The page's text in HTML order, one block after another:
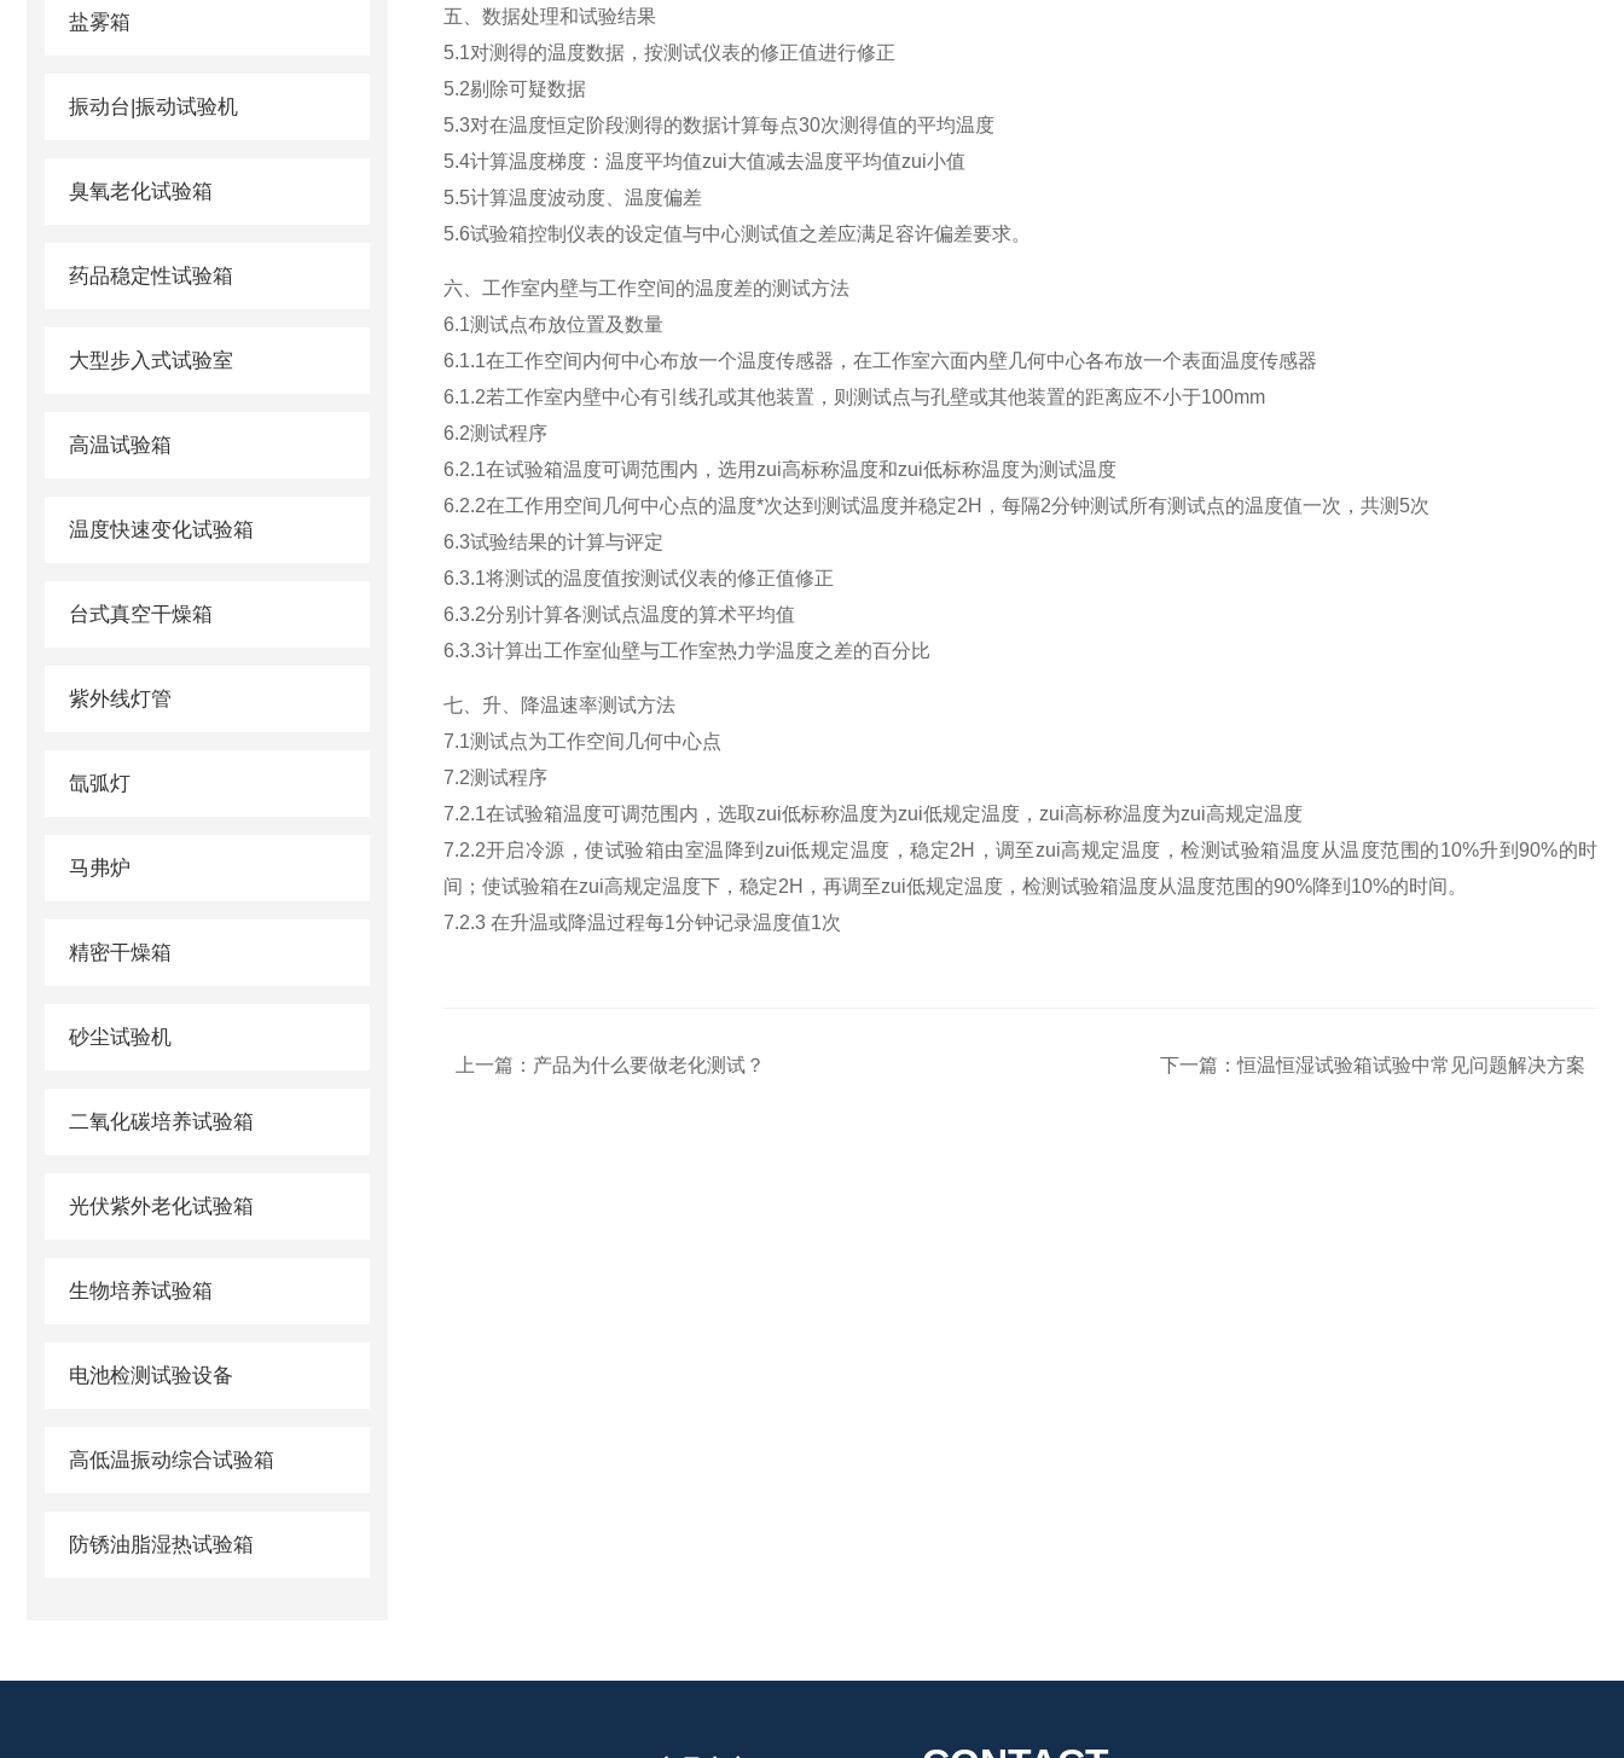
盐雾箱
振动台|振动试验机
臭氧老化试验箱
药品稳定性试验箱
大型步入式试验室
高温试验箱
温度快速变化试验箱
台式真空干燥箱
紫外线灯管
氙弧灯
马弗炉
精密干燥箱
砂尘试验机
二氧化碳培养试验箱
光伏紫外老化试验箱
生物培养试验箱
电池检测试验设备
高低温振动综合试验箱
防锈油脂湿热试验箱
五、数据处理和试验结果
5.1对测得的温度数据，按测试仪表的修正值进行修正
5.2剔除可疑数据
5.3对在温度恒定阶段测得的数据计算每点30次测得值的平均温度
5.4计算温度梯度：温度平均值zui大值减去温度平均值zui小值
5.5计算温度波动度、温度偏差
5.6试验箱控制仪表的设定值与中心测试值之差应满足容许偏差要求。
六、工作室内壁与工作空间的温度差的测试方法
6.1测试点布放位置及数量
6.1.1在工作空间内何中心布放一个温度传感器，在工作室六面内壁几何中心各布放一个表面温度传感器
6.1.2若工作室内壁中心有引线孔或其他装置，则测试点与孔壁或其他装置的距离应不小于100mm
6.2测试程序
6.2.1在试验箱温度可调范围内，选用zui高标称温度和zui低标称温度为测试温度
6.2.2在工作用空间几何中心点的温度*次达到测试温度并稳定2H，每隔2分钟测试所有测试点的温度值一次，共测5次
6.3试验结果的计算与评定
6.3.1将测试的温度值按测试仪表的修正值修正
6.3.2分别计算各测试点温度的算术平均值
6.3.3计算出工作室仙壁与工作室热力学温度之差的百分比
七、升、降温速率测试方法
7.1测试点为工作空间几何中心点
7.2测试程序
7.2.1在试验箱温度可调范围内，选取zui低标称温度为zui低规定温度，zui高标称温度为zui高规定温度
7.2.2开启冷源，使试验箱由室温降到zui低规定温度，稳定2H，调至zui高规定温度，检测试验箱温度从温度范围的10%升到90%的时
间；使试验箱在zui高规定温度下，稳定2H，再调至zui低规定温度，检测试验箱温度从温度范围的90%降到10%的时间。
7.2.3 在升温或降温过程每1分钟记录温度值1次
上一篇： 产品为什么要做老化测试？ 下一篇：恒温恒湿试验箱试验中常见问题解决方案